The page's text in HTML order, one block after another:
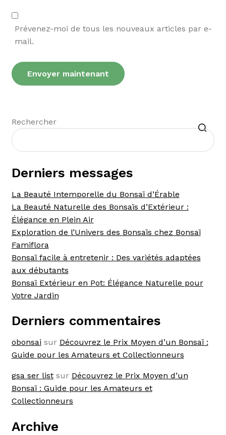
Prévenez-moi de tous les nouveaux articles par e-
mail.
Rechercher
Recherche
Derniers messages
La Beauté Intemporelle du Bonsaï d’Érable
La Beauté Naturelle des Bonsaïs d’Extérieur :
Élégance en Plein Air
Exploration de l’Univers des Bonsaïs chez Bonsaï
Famiflora
Bonsaï facile à entretenir : Des variétés adaptées
aux débutants
Bonsaï Extérieur en Pot: Élégance Naturelle pour
Votre Jardin
Derniers commentaires
obonsai sur Découvrez le Prix Moyen d’un Bonsaï :
Guide pour les Amateurs et Collectionneurs
gsa ser listsur Découvrez le Prix Moyen d’un
Bonsaï : Guide pour les Amateurs et
Collectionneurs
Archive